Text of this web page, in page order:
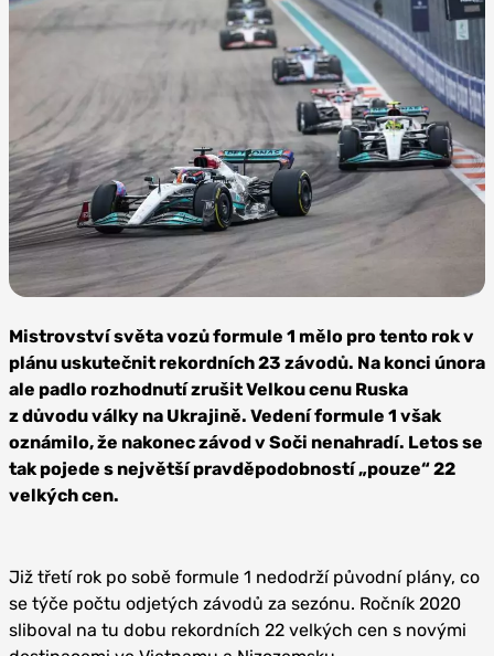
Mercedes-AMG Petronas F1
Mistrovství světa vozů formule 1 mělo pro tento rok v
plánu uskutečnit rekordních 23 závodů. Na konci února
ale padlo rozhodnutí zrušit Velkou cenu Ruska
z důvodu války na Ukrajině. Vedení formule 1 však
oznámilo, že nakonec závod v Soči nenahradí. Letos se
tak pojede s největší pravděpodobností „pouze“ 22
velkých cen.
Již třetí rok po sobě formule 1 nedodrží původní plány, co
se týče počtu odjetých závodů za sezónu. Ročník 2020
sliboval na tu dobu rekordních 22 velkých cen s novými